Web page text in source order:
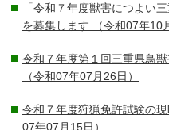
「令和７年度獣害につよい
を募集します （令和07年10
令和７年度第１回三重県鳥
（令和07年07月26日）
令和７年度狩猟免許試験の
07年07月15日）